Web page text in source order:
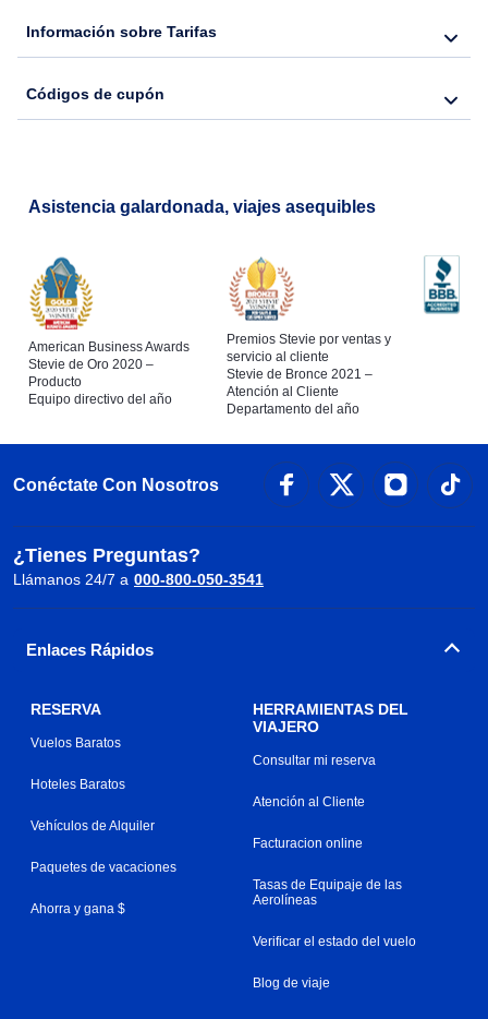
Información sobre Tarifas
Códigos de cupón
Asistencia galardonada, viajes asequibles
American Business Awards
Stevie de Oro 2020 –
Producto
Equipo directivo del año
Premios Stevie por ventas y
servicio al cliente
Stevie de Bronce 2021 –
Atención al Cliente
Departamento del año
Conéctate Con Nosotros
¿Tienes Preguntas?
Llámanos 24/7 a 000-800-050-3541
Enlaces Rápidos
RESERVA
Vuelos Baratos
Hoteles Baratos
Vehículos de Alquiler
Paquetes de vacaciones
Ahorra y gana $
HERRAMIENTAS DEL
VIAJERO
Consultar mi reserva
Atención al Cliente
Facturacion online
Tasas de Equipaje de las
Aerolíneas
Verificar el estado del vuelo
Blog de viaje